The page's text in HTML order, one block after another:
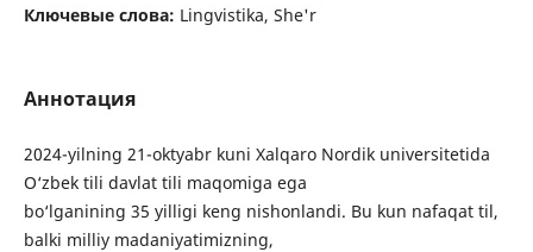
Ключевые слова: Lingvistika, She'r
Аннотация
2024-yilning 21-oktyabr kuni Xalqaro Nordik universitetida
O‘zbek tili davlat tili maqomiga ega
bo‘lganining 35 yilligi keng nishonlandi. Bu kun nafaqat til,
balki milliy madaniyatimizning,